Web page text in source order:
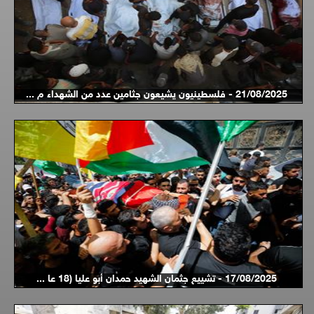
21/08/2025 - فلسطينيون يشيعون جثامين عدد من الشهداء م ...
17/08/2025 - تشييع جثمان الشهيد حمدان أبو عليا (18 عا ...